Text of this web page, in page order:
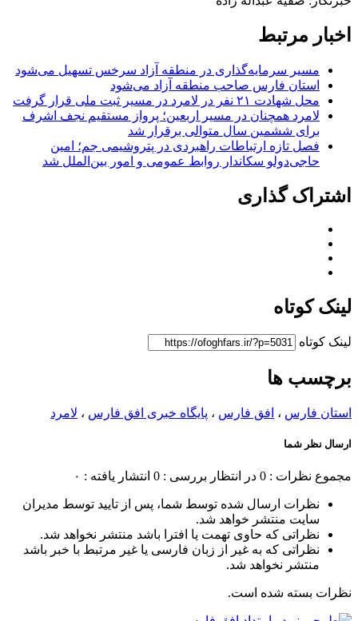
اخبار مرتبط
مسیر سرمایه‌گذاری در منطقه آزاد سرخس تسهیل می‌شود
استان فارس صاحب منطقه آزاد می‌شود
محل شهادت ۲۱ نفر در لامرد در مسیر ثبت ملی قرار گرفت
لامرد همچنان در مسیر اربعین؛ پرواز مستقیم نجف اشرف
برای ششمین سال متوالی برقرار شد
فصل تازه ارتباطات راهبردی در پتروشیمی جم؛ امین
حاجی‌دولو سکاندار روابط عمومی و امور بین‌الملل شد
اشتراک گذاری
لینک کوتاه
لینک کوتاه
برچسب ها
استان فارس ، افق فارس ، پایگاه خبری افق فارس ، لامرد
ارسال نظر شما
مجموع نظرات : 0 در انتظار بررسی : 0 انتشار یافته : ۰
نظرات ارسال شده توسط شما، پس از تایید توسط مدیران
سایت منتشر خواهد شد.
نظراتی که حاوی تهمت یا افترا باشد منتشر نخواهد شد.
نظراتی که به غیر از زبان فارسی یا غیر مرتبط با خبر باشد
منتشر نخواهد شد.
نظرات بسته شده است.